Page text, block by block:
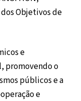
Objetivos de
e
promovendo o
públicos e a
e